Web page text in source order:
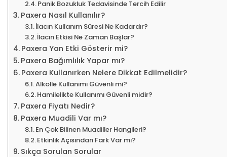
Panik Bozukluk Tedavisinde Tercih Edilir
Paxera Nasıl Kullanılır?
İlacın Kullanım Süresi Ne Kadardır?
İlacın Etkisi Ne Zaman Başlar?
Paxera Yan Etki Gösterir mi?
Paxera Bağımlılık Yapar mı?
Paxera Kullanırken Nelere Dikkat Edilmelidir?
Alkolle Kullanımı Güvenli mi?
Hamilelikte Kullanımı Güvenli midir?
Paxera Fiyatı Nedir?
Paxera Muadili Var mı?
En Çok Bilinen Muadiller Hangileri?
Etkinlik Açısından Fark Var mı?
Sıkça Sorulan Sorular